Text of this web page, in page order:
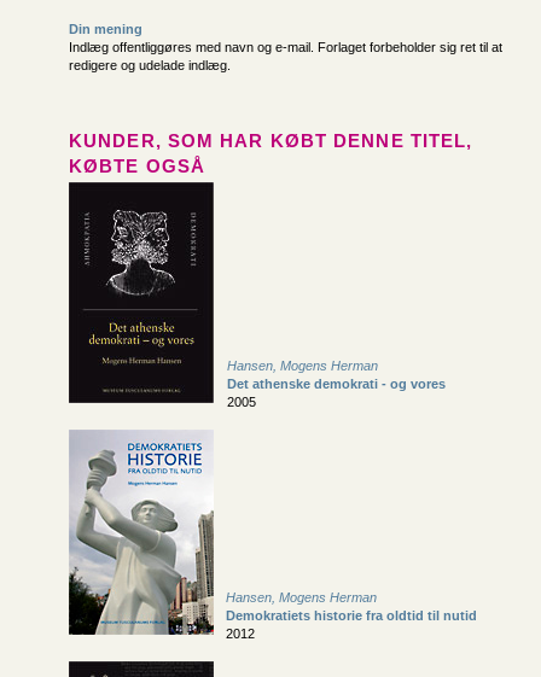
Din mening
Indlæg offentliggøres med navn og e-mail. Forlaget forbeholder sig ret til at
redigere og udelade indlæg.
KUNDER, SOM HAR KØBT DENNE TITEL,
KØBTE OGSÅ
Hansen, Mogens Herman
Det athenske demokrati - og vores
2005
Hansen, Mogens Herman
Demokratiets historie fra oldtid til nutid
2012